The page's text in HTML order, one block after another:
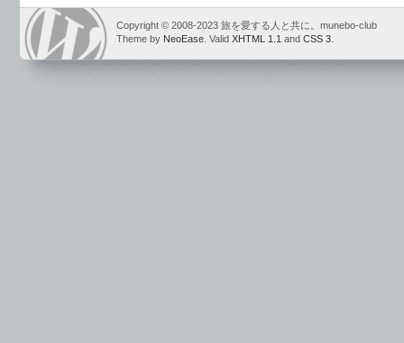
Copyright © 2008-2023 旅を愛する人と共に。munebo-club
Theme by NeoEase . Valid XHTML 1.1 and CSS 3